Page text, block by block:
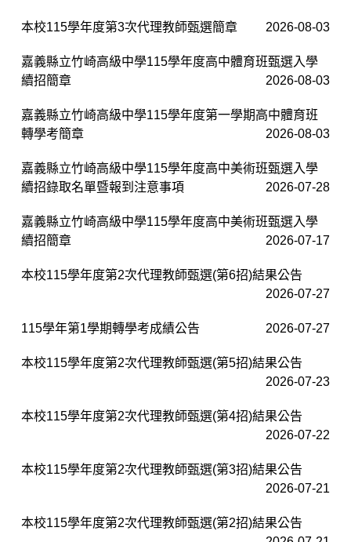
本校115學年度第3次代理教師甄選簡章 2026-08-03
嘉義縣立竹崎高級中學115學年度高中體育班甄選入學
續招簡章
2026-08-03
嘉義縣立竹崎高級中學115學年度第一學期高中體育班
轉學考簡章
2026-08-03
嘉義縣立竹崎高級中學115學年度高中美術班甄選入學
續招錄取名單暨報到注意事項
2026-07-28
嘉義縣立竹崎高級中學115學年度高中美術班甄選入學
續招簡章
2026-07-17
本校115學年度第2次代理教師甄選(第6招)結果公告
2026-07-27
115學年第1學期轉學考成績公告 2026-07-27
本校115學年度第2次代理教師甄選(第5招)結果公告
2026-07-23
本校115學年度第2次代理教師甄選(第4招)結果公告
2026-07-22
本校115學年度第2次代理教師甄選(第3招)結果公告
2026-07-21
本校115學年度第2次代理教師甄選(第2招)結果公告